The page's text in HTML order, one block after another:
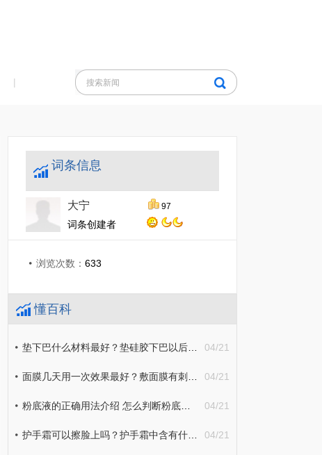
|
词条信息
大宁 97
词条创建者
浏览次数： 633
懂百科
04/21
垫下巴什么材料最好？垫硅胶下巴以后容易歪吗？
04/21
面膜几天用一次效果最好？敷面膜有刺痛感正常吗？
04/21
粉底液的正确用法介绍 怎么判断粉底液有没有过期？
04/21
护手霜可以擦脸上吗？护手霜中含有什么成分不好？